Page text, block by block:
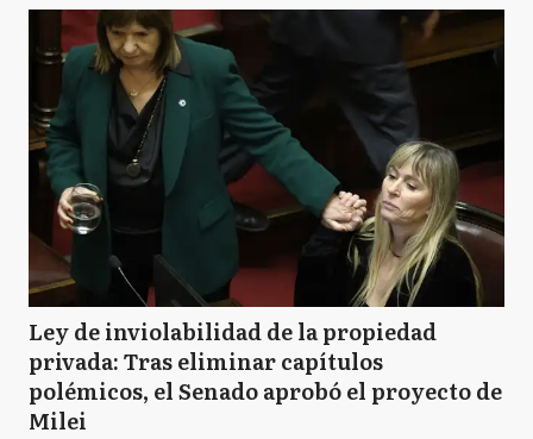
Ley de inviolabilidad de la propiedad
privada: Tras eliminar capítulos
polémicos, el Senado aprobó el proyecto de
Milei